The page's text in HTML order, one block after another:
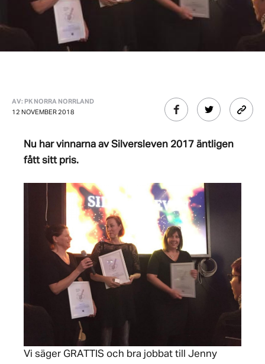
AV: PK NORRA NORRLAND
12 NOVEMBER 2018
Nu har vinnarna av Silversleven 2017 äntligen
fått sitt pris.
Vi säger GRATTIS och bra jobbat till Jenny